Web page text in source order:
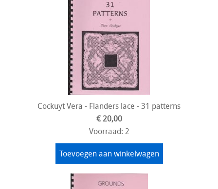
Cockuyt Vera - Flanders lace - 31 patterns
€ 20,00
Voorraad: 2
Toevoegen aan winkelwagen